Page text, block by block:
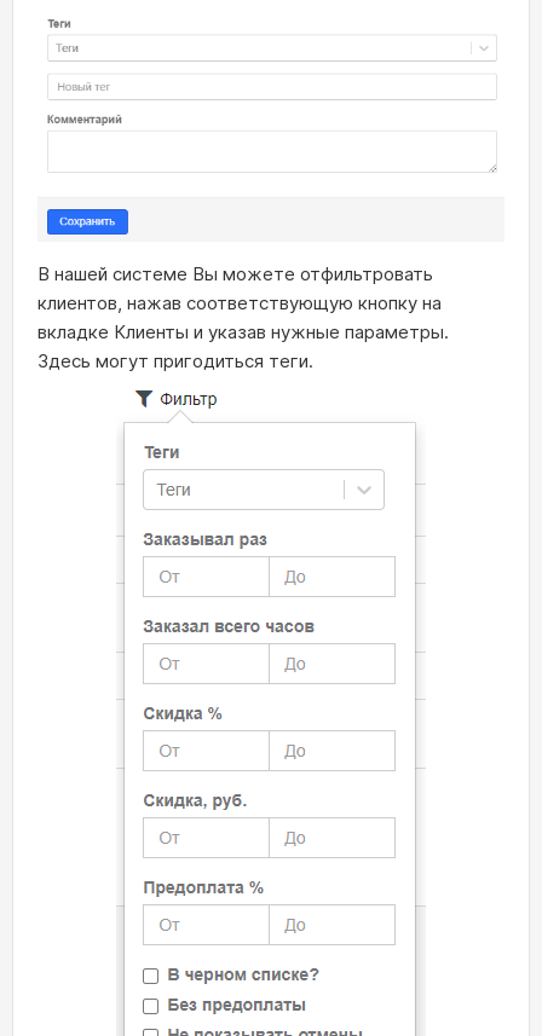
В нашей системе Вы можете отфильтровать
клиентов, нажав соответствующую кнопку на
вкладке Клиенты и указав нужные параметры.
Здесь могут пригодиться теги.